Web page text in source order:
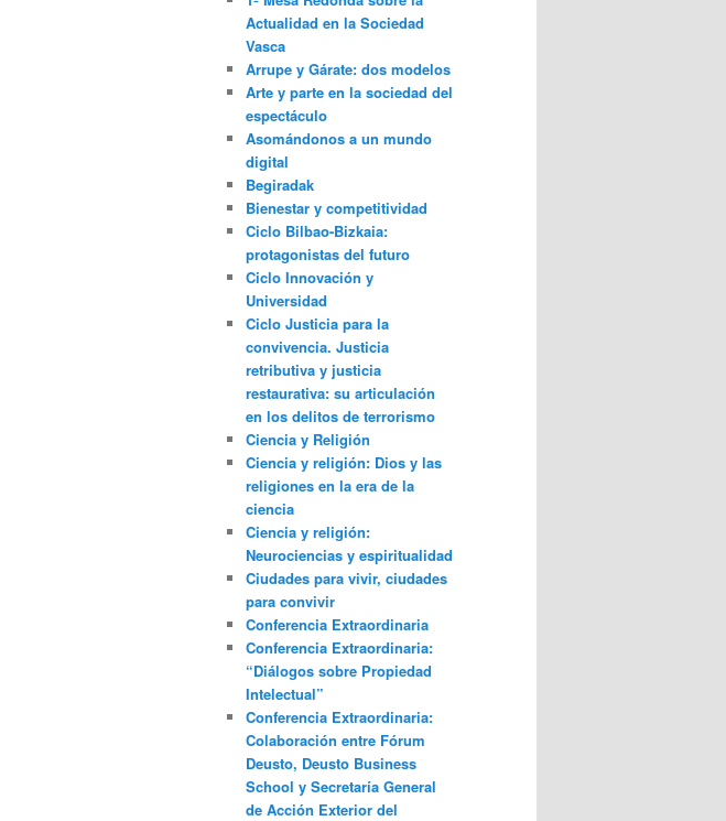
Actualidad en la Sociedad
Vasca
Arrupe y Gárate: dos modelos
Arte y parte en la sociedad del
espectáculo
Asomándonos a un mundo
digital
Begiradak
Bienestar y competitividad
Ciclo Bilbao-Bizkaia:
protagonistas del futuro
Ciclo Innovación y
Universidad
Ciclo Justicia para la
convivencia. Justicia
retributiva y justicia
restaurativa: su articulación
en los delitos de terrorismo
Ciencia y Religión
Ciencia y religión: Dios y las
religiones en la era de la
ciencia
Ciencia y religión:
Neurociencias y espiritualidad
Ciudades para vivir, ciudades
para convivir
Conferencia Extraordinaria
Conferencia Extraordinaria:
“Diálogos sobre Propiedad
Intelectual”
Conferencia Extraordinaria:
Colaboración entre Fórum
Deusto, Deusto Business
School y Secretaría General
de Acción Exterior del